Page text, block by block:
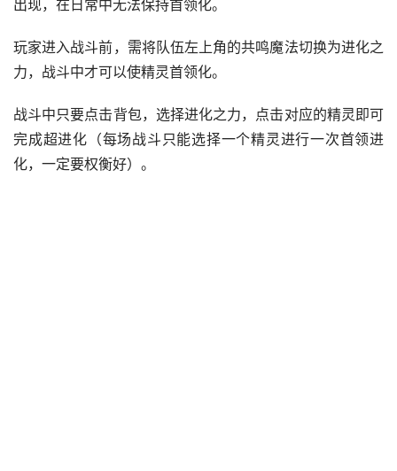
出现，在日常中无法保持首领化。
玩家进入战斗前，需将队伍左上角的共鸣魔法切换为进化之
力，战斗中才可以使精灵首领化。
战斗中只要点击背包，选择进化之力，点击对应的精灵即可
完成超进化（每场战斗只能选择一个精灵进行一次首领进
化，一定要权衡好）。